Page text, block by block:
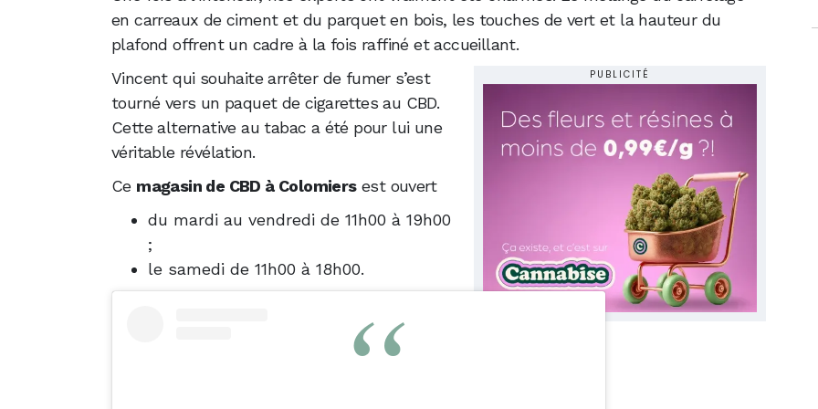
en carreaux de ciment et du parquet en bois, les touches de vert et la hauteur du
plafond offrent un cadre à la fois raffiné et accueillant.
PUBLICITÉ
Vincent qui souhaite arrêter de fumer s’est
tourné vers un paquet de cigarettes au CBD.
Cette alternative au tabac a été pour lui une
véritable révélation.
Ce magasin de CBD à Colomiersest ouvert
du mardi au vendredi de 11h00 à 19h00
;
le samedi de 11h00 à 18h00.